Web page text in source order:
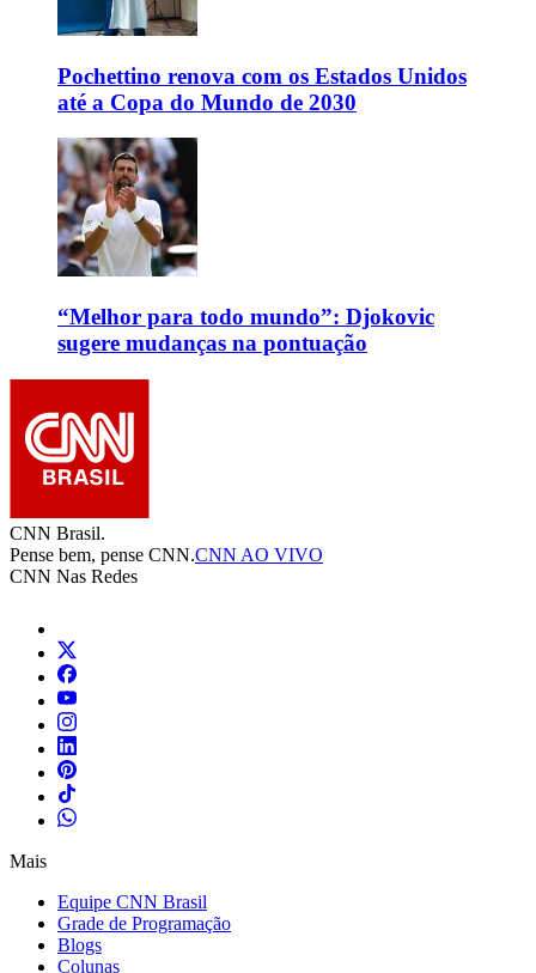
Pochettino renova com os Estados Unidos
até a Copa do Mundo de 2030
“Melhor para todo mundo”: Djokovic
sugere mudanças na pontuação
CNN Brasil.
Pense bem, pense CNN.CNN AO VIVO
CNN Nas Redes
Mais
Equipe CNN Brasil
Grade de Programação
Blogs
Colunas